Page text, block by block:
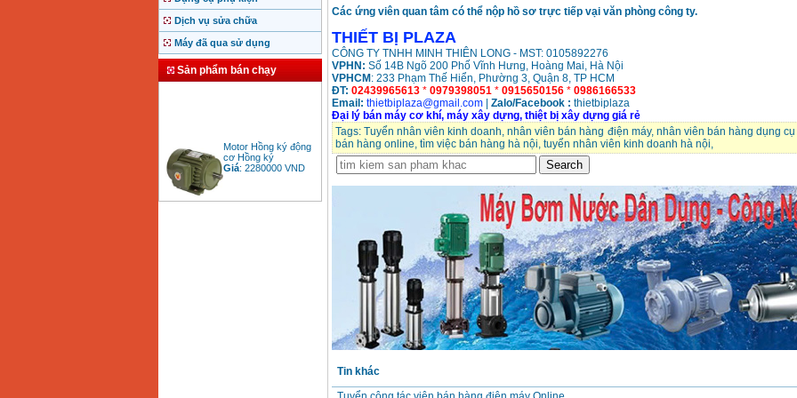
Dịch vụ sửa chữa
Máy đã qua sử dụng
Sản phẩm bán chạy
Motor Hồng ký động
cơ Hồng ký
Giá:2280000
Các ứng viên quan tâm có thể nộp hồ sơ trực tiếp vại văn phòng công ty.
THIẾT BỊ PLAZA
CÔNG TY TNHH MINH THIÊN LONG - MST: 0105892276
VPHN: Số 14B Ngõ 200 Phố Vĩnh Hưng, Hoàng Mai, Hà Nội
VPHCM : 233 Phạm Thế Hiển, Phường 3, Quận 8, TP HCM
ĐT: 02439965613 *0979398051 *0915650156* 0986166533
Email: thietbiplaza@gmail.com| Zalo/Facebook : thietbiplaza
Đại lý bán máy cơ khí, máy xây dựng, thiệt bị xây dựng giá rẻ
Tags: Tuyển nhân viên kinh doanh,nhân viên bán hàng điện máy, nhân viên bán hàng dụng cụ
bán hàng online, tìm việc bán hàng hà nội, tuyển nhân viên kinh doanh hà nội,
Tin khác